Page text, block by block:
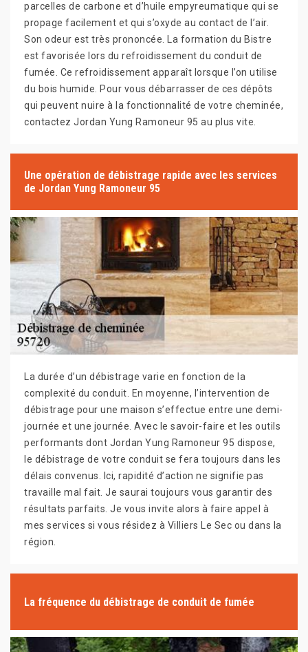
parcelles de carbone et d’huile empyreumatique qui se
propage facilement et qui s’oxyde au contact de l’air.
Son odeur est très prononcée. La formation du Bistre
est favorisée lors du refroidissement du conduit de
fumée. Ce refroidissement apparaît lorsque l’on utilise
du bois humide. Pour vous débarrasser de ces dépôts
qui peuvent nuire à la fonctionnalité de votre cheminée,
contactez Jordan Yung Ramoneur 95 au plus vite.
Une opération de débistrage rapide avec les services
de Jordan Yung Ramoneur 95
La durée d’un débistrage varie en fonction de la
complexité du conduit. En moyenne, l’intervention de
débistrage pour une maison s’effectue entre une demi-
journée et une journée. Avec le savoir-faire et les outils
performants dont Jordan Yung Ramoneur 95 dispose,
le débistrage de votre conduit se fera toujours dans les
délais convenus. Ici, rapidité d’action ne signifie pas
travaille mal fait. Je saurai toujours vous garantir des
résultats parfaits. Je vous invite alors à faire appel à
mes services si vous résidez à Villiers Le Sec ou dans la
région.
La fréquence du débistrage de conduit de fumée